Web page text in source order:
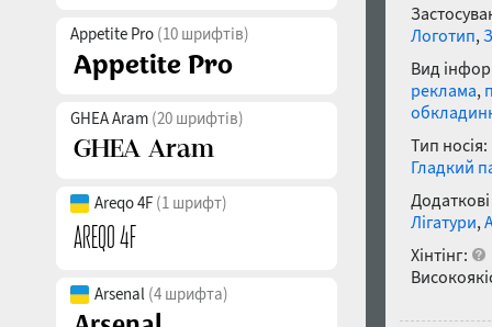
Appetite Pro (10 шрифтів)
GHEA Aram (20 шрифтів)
Areqo 4F (1 шрифт)
Arsenal (4 шрифта)
Логотип,
Вид
реклама,
Тип носія:
Гладкий
Лігатури,
Хінтінг: